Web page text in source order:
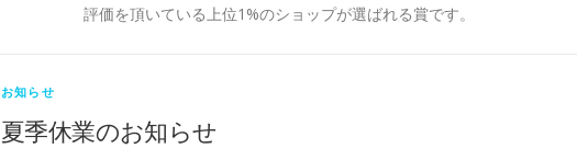
評価を頂いている上位1%のショップが選ばれる賞です。
お知らせ
夏季休業のお知らせ